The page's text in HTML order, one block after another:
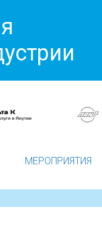
МЕРОПРИЯТИЯ